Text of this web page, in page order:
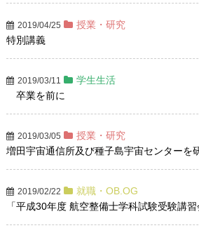
2019/04/25
授業・研究
特別講義
2019/03/11
学生生活
卒業を前に
2019/03/05
授業・研究
増田宇宙通信所及び種子島宇宙センターを
2019/02/22
就職・OB.OG
「平成30年度 航空整備士学科試験受験講